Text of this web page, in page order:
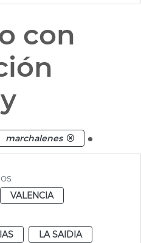
con
y
marchalenes .
VALENCIA
LA SAIDIA